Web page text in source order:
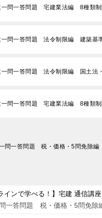
一問一答問題 宅建業法編 8種類
一問一答問題 法令制限編 建築
一問一答問題 法令制限編 国土法
一問一答問題 宅建業法編 8種類
インで学べる！】宅建 通信講
一答問題 税・価格・5問免